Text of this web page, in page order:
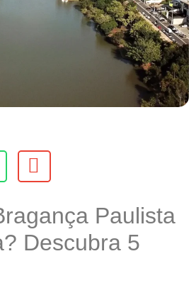
Paulista
Descubra 5